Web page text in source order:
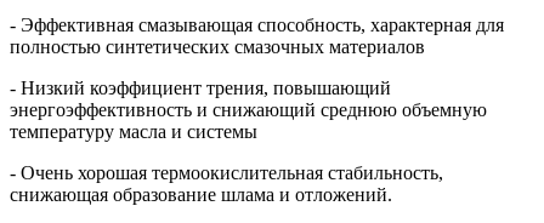
- Эффективная смазывающая способность, характерная для
полностью синтетических смазочных материалов
- Низкий коэффициент трения, повышающий
энергоэффективность и снижающий среднюю объемную
температуру масла и системы
- Очень хорошая термоокислительная стабильность,
снижающая образование шлама и отложений.